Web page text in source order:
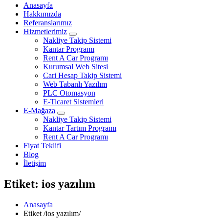
Anasayfa
Hakkımızda
Referanslarımız
Hizmetlerimiz
Nakliye Takip Sistemi
Kantar Programı
Rent A Car Programı
Kurumsal Web Sitesi
Cari Hesap Takip Sistemi
Web Tabanlı Yazılım
PLC Otomasyon
E-Ticaret Sistemleri
E-Mağaza
Nakliye Takip Sistemi
Kantar Tartım Programı
Rent A Car Programı
Fiyat Teklifi
Blog
İletişim
Etiket: ios yazılım
Anasayfa
Etiket /ios yazılım/